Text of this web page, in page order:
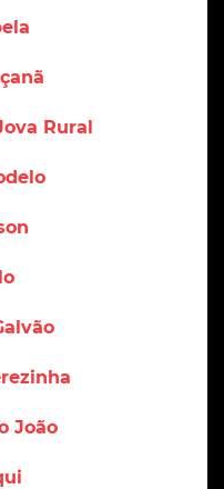
Rural
João